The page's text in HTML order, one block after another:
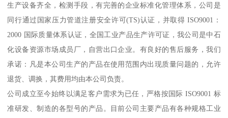
生产设备齐全，检测手段，有完善的企业标准化管理体系，公司是
同行通过国家压力管道注册安全许可(TS)认证，并取得 ISO9001：
2000 国际质量体系认证，全国工业产品生产许可证，我公司是中石
化设备资源市场成员厂，自营出口企业。有良好的售后服务，我们
承诺：凡是本公司生产的产品在使用范围内出现质量问题的，允许
退货、调换，其费用均由本公司负责。
公司成立至今始终以满足客户需求为已任，严格按国际 ISO9001 标
准研发、制造的各型号的产品。目前公司主要产品有各种规格工业